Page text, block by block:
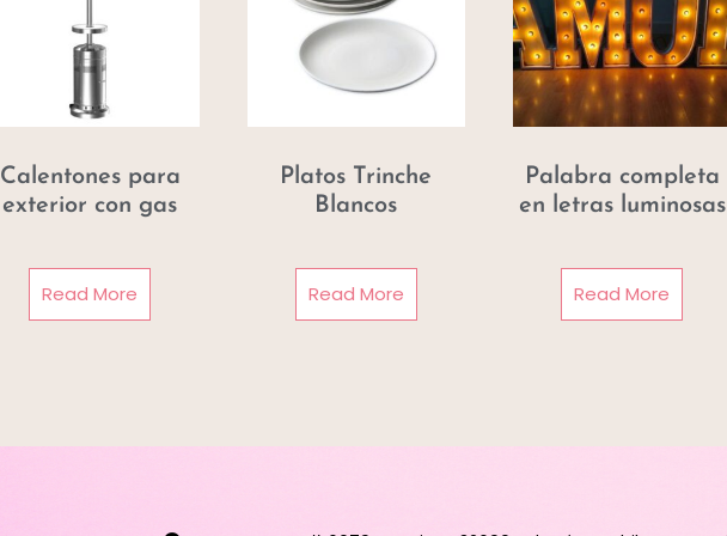
Calentones para
exterior con gas
Read More
Platos Trinche
Blancos
Read More
Palabra completa
en letras luminosas
Read More